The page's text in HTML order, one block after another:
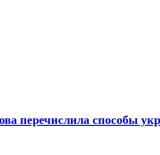
перечислила способы